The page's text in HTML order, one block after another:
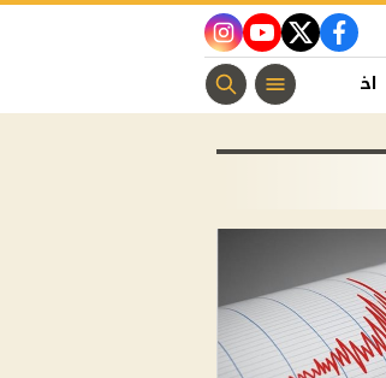
facebook
twitter
youtube
instagram
اخبار الفن منوعات مسيحية